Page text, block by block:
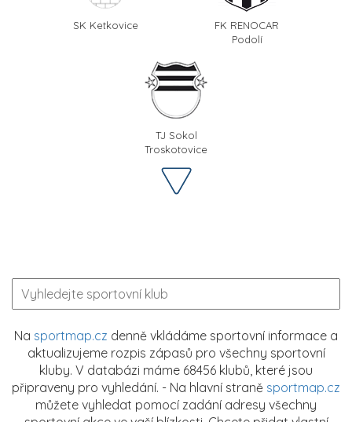
SK Ketkovice
FK RENOCAR
Podolí
TJ Sokol
Troskotovice
Na sportmap.cz denně vkládáme sportovní informace a
aktualizujeme rozpis zápasů pro všechny sportovní
kluby. V databázi máme 68456 klubů, které jsou
připraveny pro vyhledání. - Na hlavní straně sportmap.cz
můžete vyhledat pomocí zadání adresy všechny